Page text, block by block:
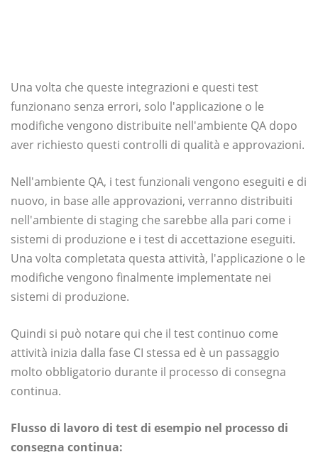
Una volta che queste integrazioni e questi test
funzionano senza errori, solo l'applicazione o le
modifiche vengono distribuite nell'ambiente QA dopo
aver richiesto questi controlli di qualità e approvazioni.
Nell'ambiente QA, i test funzionali vengono eseguiti e di
nuovo, in base alle approvazioni, verranno distribuiti
nell'ambiente di staging che sarebbe alla pari come i
sistemi di produzione e i test di accettazione eseguiti.
Una volta completata questa attività, l'applicazione o le
modifiche vengono finalmente implementate nei
sistemi di produzione.
Quindi si può notare qui che il test continuo come
attività inizia dalla fase CI stessa ed è un passaggio
molto obbligatorio durante il processo di consegna
continua.
Flusso di lavoro di test di esempio nel processo di
consegna continua: